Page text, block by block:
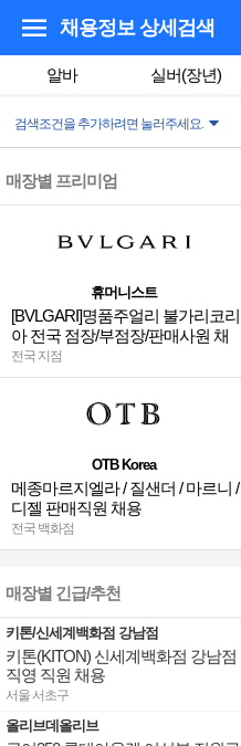
채용정보 상세검색
알바 실버(장년)
검색조건을 추가하려면 눌러주세요.
매장별 프리미엄
휴머니스트
[BVLGARI]명품주얼리 불가리코리
아 전국 점장/부점장/판매사원 채
용
전국 지점
OTB Korea
메종마르지엘라 / 질샌더 / 마르니 /
디젤 판매직원 채용
전국 백화점
매장별 긴급/추천
키톤/신세계백화점 강남점
키톤(KITON) 신세계백화점 강남점
직영 직원 채용
서울 서초구
올리브데올리브